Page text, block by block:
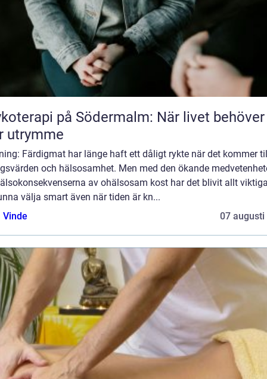
på Södermalm: När livet behöver
utrymme
Färdigmat har länge haft ett dåligt rykte när det kommer
och hälsosamhet. Men med den ökande
av ohälsosam kost har det blivit allt
välja smart även när tiden är kn...
Vinde
07 augusti